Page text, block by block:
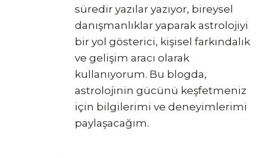
süredir yazılar yazıyor, bireysel
danışmanlıklar yaparak astrolojiyi
bir yol gösterici, kişisel farkındalık
ve gelişim aracı olarak
kullanıyorum. Bu blogda,
astrolojinin gücünü keşfetmeniz
için bilgilerimi ve deneyimlerimi
paylaşacağım.